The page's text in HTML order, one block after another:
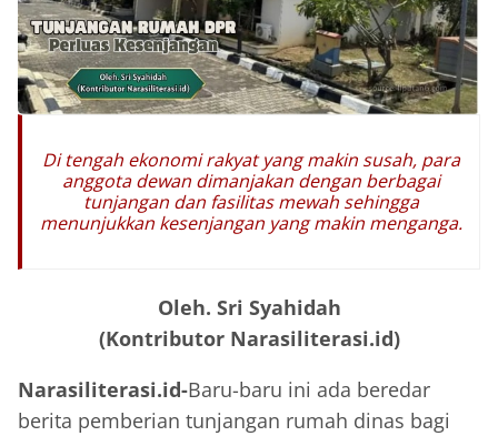
Di tengah ekonomi rakyat yang makin susah, para
anggota dewan dimanjakan dengan berbagai
tunjangan dan fasilitas mewah sehingga
menunjukkan kesenjangan yang makin menganga.
Oleh. Sri Syahidah
(Kontributor Narasiliterasi.id)
Narasiliterasi.id-Baru-baru ini ada beredar
berita pemberian tunjangan rumah dinas bagi